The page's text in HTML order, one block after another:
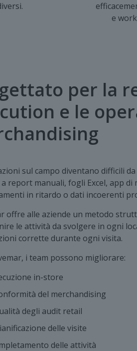
e
per la
e le
sul campo diventano difficili
report manuali, fogli Excel, app di
in ritardo o dati incoerenti
offre alle aziende un metodo
le attività da svolgere in ogni
corrette durante ogni visita.
i team possono migliorare:
in-store
del merchandising
degli audit retail
delle visite
delle attività